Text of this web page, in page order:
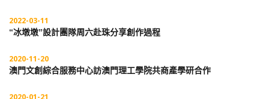
2022-03-11
“冰墩墩”設計團隊周六赴珠分享創作過程
2020-11-20
澳門文創綜合服務中心訪澳門理工學院共商產學研合作